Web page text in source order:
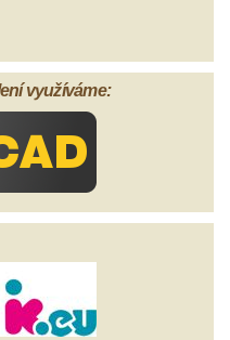
využíváme: